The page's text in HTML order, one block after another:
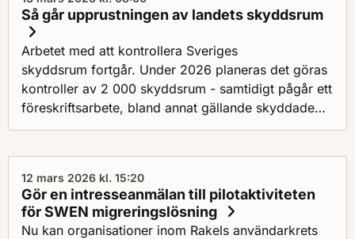
Så går upprustningen av landets skyddsrum
Arbetet med att kontrollera Sveriges
skyddsrum fortgår. Under 2026 planeras det göras
kontroller av 2 000 skyddsrum - samtidigt pågår ett
föreskriftsarbete, bland annat gällande skyddade
utrymmen.
12 mars 2026 kl. 15:20
Gör en intresseanmälan till pilotaktiviteten
för SWEN migreringslösning
Nu kan organisationer inom Rakels användarkrets